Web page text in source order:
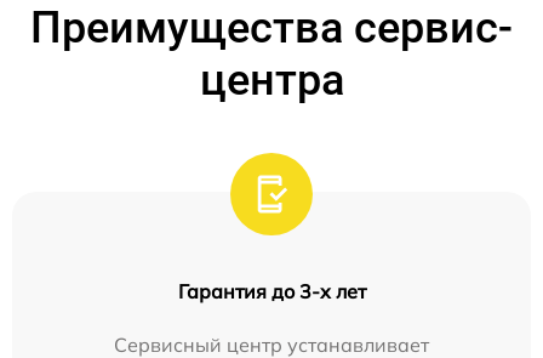
Преимущества сервис-
центра
Гарантия до 3-х лет
Сервисный центр устанавливает